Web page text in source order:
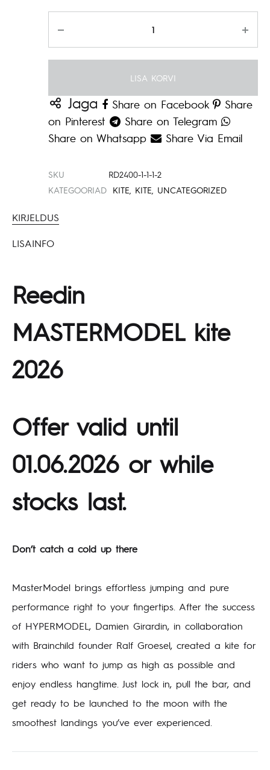
LISA KORVI
Jaga Share on Facebook
Share
on Pinterest
Share on Telegram
Share on Whatsapp
Share Via Email
SKU
RD2400-1-1-1-2
KATEGOORIAD
KITE KITE UNCATEGORIZED
KIRJELDUS
LISAINFO
Reedin
MASTERMODEL kite
2026
Offer valid until
01.06.2026 or while
stocks last.
Don’t catch a cold up there
MasterModel brings effortless jumping and pure
performance right to your fingertips. After the success
of HYPERMODEL, Damien Girardin, in collaboration
with Brainchild founder Ralf Groesel, created a kite for
riders who want to jump as high as possible and
enjoy endless hangtime. Just lock in, pull the bar, and
get ready to be launched to the moon with the
smoothest landings you’ve ever experienced.